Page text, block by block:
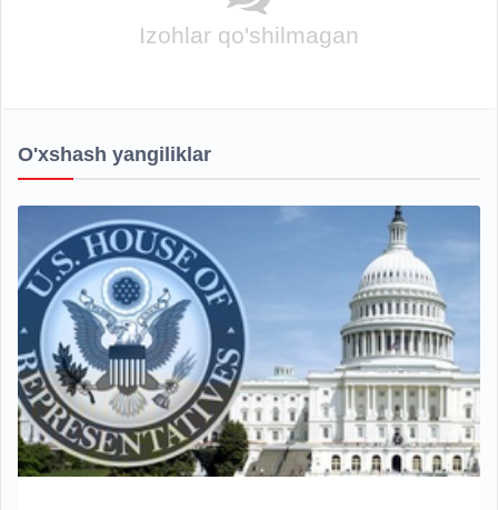
Izohlar qo'shilmagan
O'xshash yangiliklar